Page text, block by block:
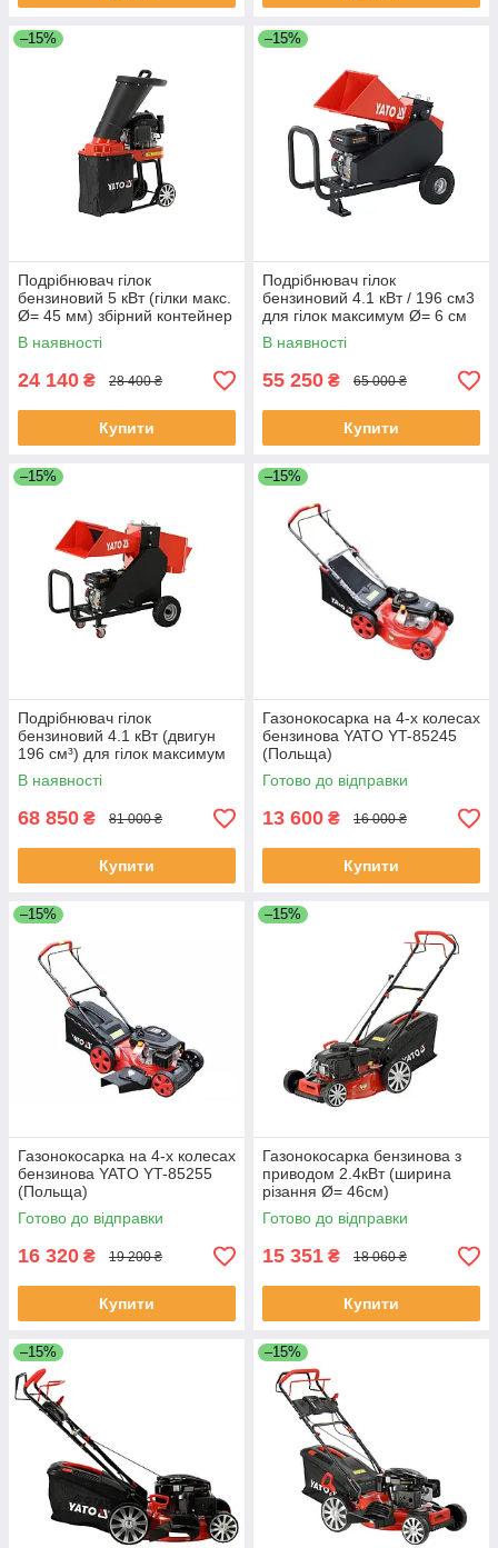
–15%
Подрібнювач гілок
бензиновий 5 кВт (гілки макс.
Ø= 45 мм) збірний контейнер
30л Yato YT-85580
В наявності
24 140 ₴ 28 400 ₴
Купити
–15%
Подрібнювач гілок
бензиновий 4.1 кВт / 196 см3
для гілок максимум Ø= 6 см
(l= 50-80 мм) Yato YT-86160
В наявності
55 250 ₴ 65 000 ₴
Купити
–15%
Подрібнювач гілок
бензиновий 4.1 кВт (двигун
196 см³) для гілок максимум
Ø= 8 см (l= 60-120 мм) Yato
YT-86161
В наявності
68 850 ₴ 81 000 ₴
Купити
–15%
Газонокосарка на 4-х колесах
бензинова YATO YT-85245
(Польща)
Готово до відправки
13 600 ₴ 16 000 ₴
Купити
–15%
Газонокосарка на 4-х колесах
бензинова YATO YT-85255
(Польща)
Готово до відправки
16 320 ₴ 19 200 ₴
Купити
–15%
Газонокосарка бензинова з
приводом 2.4кВт (ширина
різання Ø= 46см)
травозбірник 62л Yato YT-
85525
Готово до відправки
15 351 ₴ 18 060 ₴
Купити
–15% –15%